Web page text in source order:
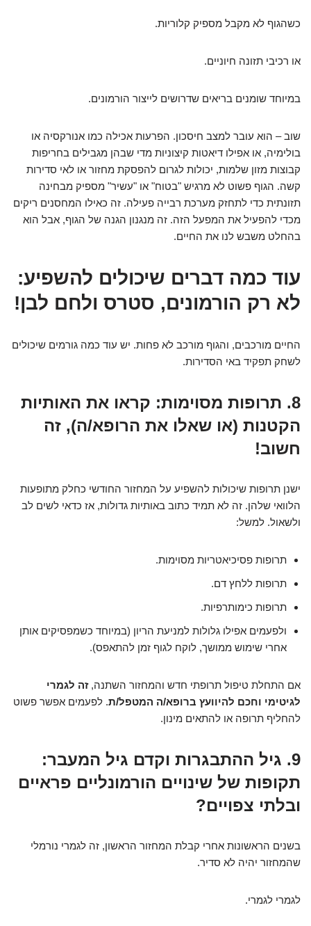
כשהגוף לא מקבל מספיק קלוריות.
או רכיבי תזונה חיוניים.
במיוחד שומנים בריאים שדרושים לייצור הורמונים.
שוב – הוא עובר למצב חיסכון. הפרעות אכילה כמו אנורקסיה או
בולימיה, או אפילו דיאטות קיצוניות מדי שבהן מגבילים בחריפות
קבוצות מזון שלמות, יכולות לגרום להפסקת מחזור או לאי סדירות
קשה. הגוף פשוט לא מרגיש "בטוח" או "עשיר" מספיק מבחינה
תזונתית כדי לתחזק מערכת רבייה פעילה. זה כאילו המחסנים ריקים
מכדי להפעיל את המפעל הזה. זה מנגנון הגנה של הגוף, אבל הוא
בהחלט משבש לנו את החיים.
עוד כמה דברים שיכולים להשפיע:
לא רק הורמונים, סטרס ולחם לבן!
החיים מורכבים, והגוף מורכב לא פחות. יש עוד כמה גורמים שיכולים
לשחק תפקיד באי הסדירות.
8. תרופות מסוימות: קראו את האותיות
הקטנות (או שאלו את הרופא/ה), זה
חשוב!
ישנן תרופות שיכולות להשפיע על המחזור החודשי כחלק מתופעות
הלוואי שלהן. זה לא תמיד כתוב באותיות גדולות, אז כדאי לשים לב
ולשאול. למשל:
תרופות פסיכיאטריות מסוימות.
תרופות ללחץ דם.
תרופות כימותרפיות.
ולפעמים אפילו גלולות למניעת הריון (במיוחד כשמפסיקים אותן
אחרי שימוש ממושך, לוקח לגוף זמן להתאפס).
אם התחלת טיפול תרופתי חדש והמחזור השתנה,זה לגמרי
לגיטימי וחכם להיוועץ ברופא/ה המטפל/ת. לפעמים אפשר פשוט
להחליף תרופה או להתאים מינון.
9. גיל ההתבגרות וקדם גיל המעבר:
תקופות של שינויים הורמונליים פראיים
ובלתי צפויים?
בשנים הראשונות אחרי קבלת המחזור הראשון, זה לגמרי נורמלי
שהמחזור יהיה לא סדיר.
לגמרי לגמרי.